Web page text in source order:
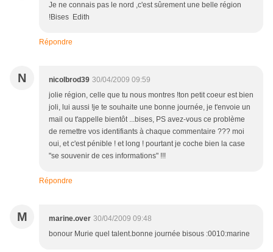
Je ne connais pas le nord ,c'est sûrement une belle région
!Bises Edith
Répondre
N nicolbrod39 30/04/2009 09:59
jolie région, celle que tu nous montres !ton petit coeur est bien
joli, lui aussi !je te souhaite une bonne journée, je t'envoie un
mail ou t'appelle bientôt ...bises, PS avez-vous ce problème
de remettre vos identifiants à chaque commentaire ??? moi
oui, et c'est pénible ! et long ! pourtant je coche bien la case
"se souvenir de ces informations" !!!
Répondre
M marine.over 30/04/2009 09:48
bonour Murie quel talent.bonne journée bisous :0010:marine